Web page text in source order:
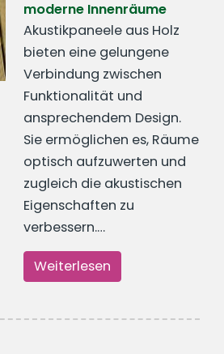
moderne Innenräume
Akustikpaneele aus Holz
bieten eine gelungene
Verbindung zwischen
Funktionalität und
ansprechendem Design.
Sie ermöglichen es, Räume
optisch aufzuwerten und
zugleich die akustischen
Eigenschaften zu
verbessern.…
Weiterlesen